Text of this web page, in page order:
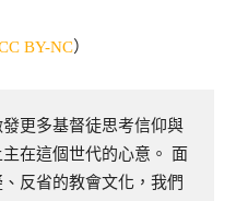
BY-NC）
更多基督徒思考信仰與
在這個世代的心意。 面
反省的教會文化，我們